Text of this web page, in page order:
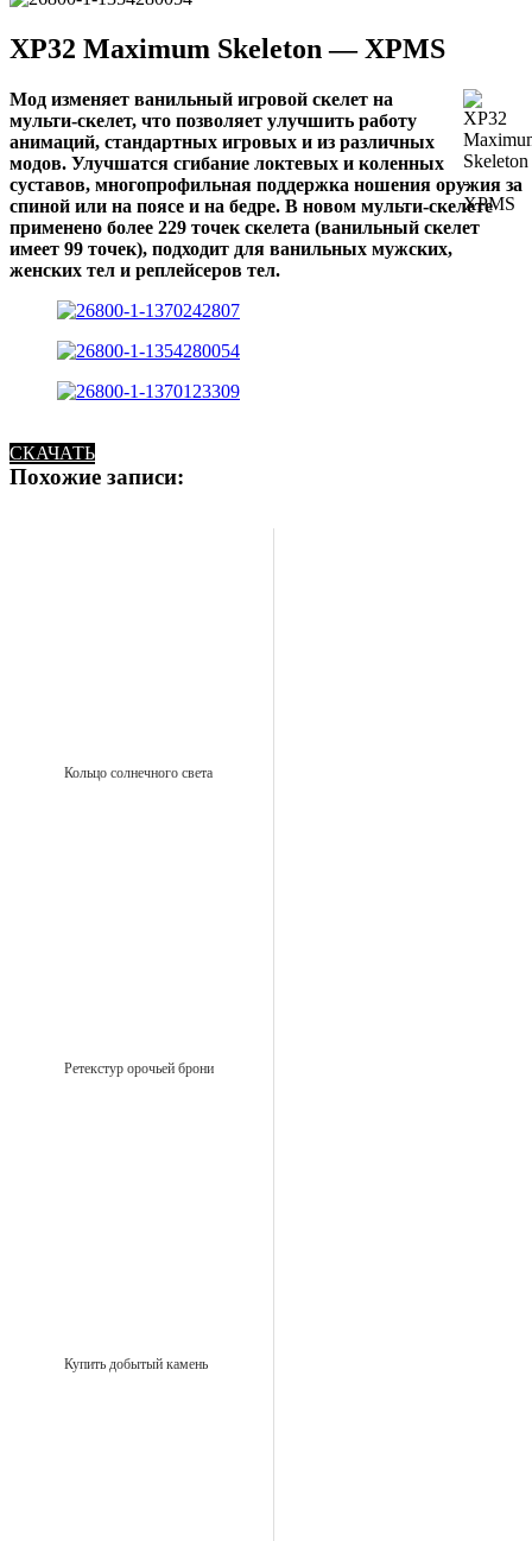
XP32 Maximum Skeleton — XPMS
Мод изменяет ванильный игровой скелет на
мульти-скелет, что позволяет улучшить работу
анимаций, стандартных игровых и из различных
модов. Улучшатся сгибание локтевых и коленных
суставов, многопрофильная поддержка ношения оружия за
спиной или на поясе и на бедре. В новом мульти-скелете
применено более 229 точек скелета (ванильный скелет
имеет 99 точек), подходит для ванильных мужских,
женских тел и реплейсеров тел.
СКАЧАТЬ
Похожие записи:
Кольцо солнечного света
Ретекстур орочьей брони
Купить добытый камень